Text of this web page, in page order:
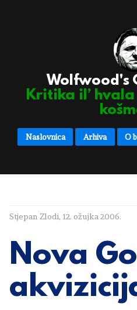
Wolfwood's
Kritika il’
Naslovnica Arhiva O
Stjepan Zlodi, 12. ožujka 2006.
Nova